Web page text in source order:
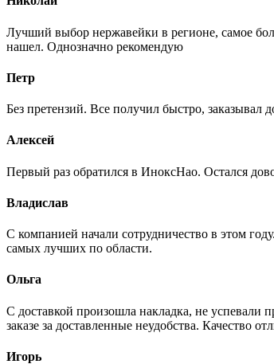
Лучший выбор нержавейки в регионе, самое
нашел. Однозначно рекомендую
Петр
Без претензий. Все получил быстро, заказывал
Алексей
Первый раз обратился в ИноксНао. Остался
Владислав
С компанией начали сотрудничество в этом
самых лучших по области.
Ольга
С доставкой произошла накладка, не успевали
заказе за доставленные неудобства. Качество
Игорь